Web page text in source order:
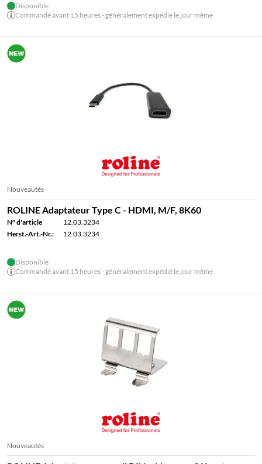
Disponible
Commandé avant 15 heures - généralement expédié le jour même
Nouveautés
ROLINE Adaptateur Type C - HDMI, M/F, 8K60
N° d'article
12.03.3234
Herst.-Art.-Nr.:
12.03.3234
Disponible
Commandé avant 15 heures - généralement expédié le jour même
Nouveautés